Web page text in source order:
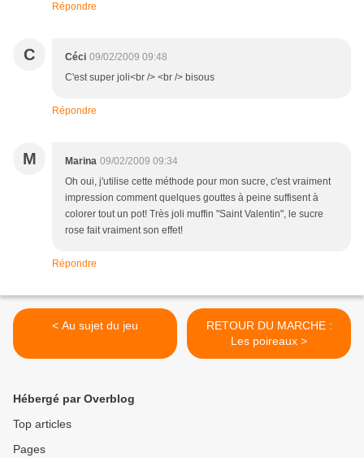
Répondre
C Céci 09/02/2009 09:48
C'est super joli<br /> <br /> bisous
Répondre
M Marina 09/02/2009 09:34
Oh oui, j'utilise cette méthode pour mon sucre, c'est vraiment
impression comment quelques gouttes à peine suffisent à
colorer tout un pot! Très joli muffin "Saint Valentin", le sucre
rose fait vraiment son effet!
Répondre
< Au sujet du jeu
RETOUR DU MARCHE :
Les poireaux >
Hébergé par Overblog
Top articles
Pages